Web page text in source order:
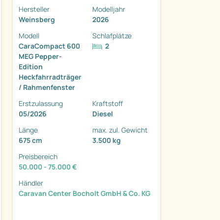
Hersteller
Weinsberg
Modelljahr
2026
Modell
CaraCompact 600
MEG Pepper-
Edition
Heckfahrradträger
/ Rahmenfenster
Schlafplätze
2
Erstzulassung
05/2026
Kraftstoff
Diesel
Länge
675 cm
max. zul. Gewicht
3.500 kg
Preisbereich
50.000 - 75.000 €
Händler
Caravan Center Bocholt GmbH & Co. KG